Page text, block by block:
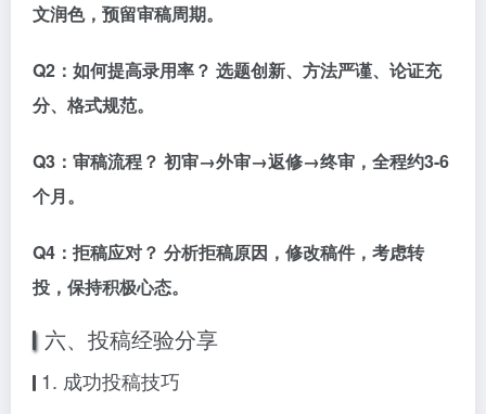
文润色，预留审稿周期。
Q2：如何提高录用率？ 选题创新、方法严谨、论证充
分、格式规范。
Q3：审稿流程？ 初审→外审→返修→终审，全程约3-6
个月。
Q4：拒稿应对？ 分析拒稿原因，修改稿件，考虑转
投，保持积极心态。
六、投稿经验分享
1. 成功投稿技巧